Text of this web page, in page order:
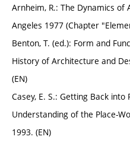
Arnheim, R.: The Dynamics of
Angeles 1977 (Chapter
Benton, T. (ed.): Form and
History of Architecture and
(EN)
Casey, E. S.: Getting Back
Understanding of the Place-
1993. (EN)